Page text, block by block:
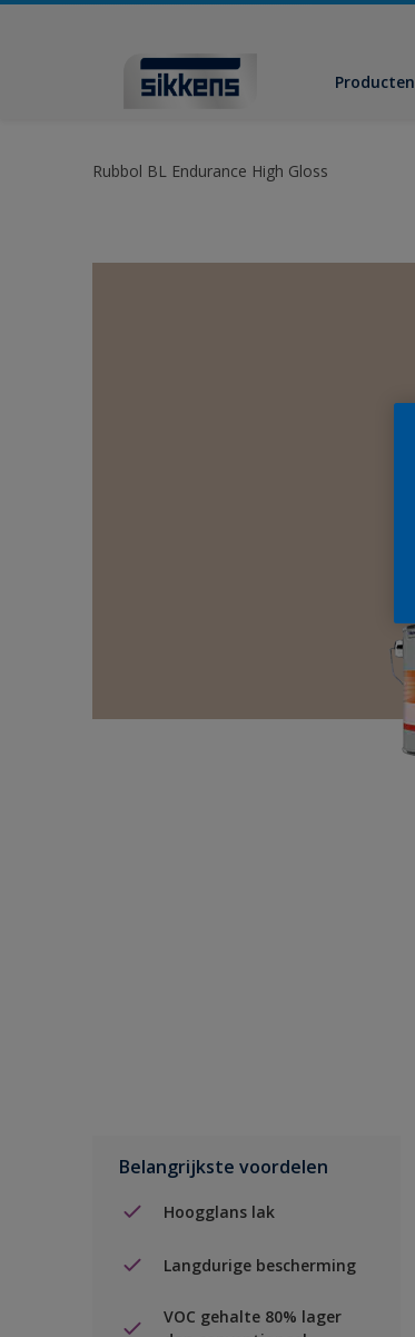
Producten
Rubbol BL Endurance High Gloss
Belangrijkste voordelen
Hoogglans lak
Langdurige bescherming
VOC gehalte 80% lager